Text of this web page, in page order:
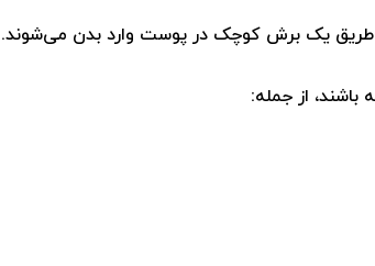
طریق یک برش کوچک در پوست وارد بدن می‌شوند.
از جمله: